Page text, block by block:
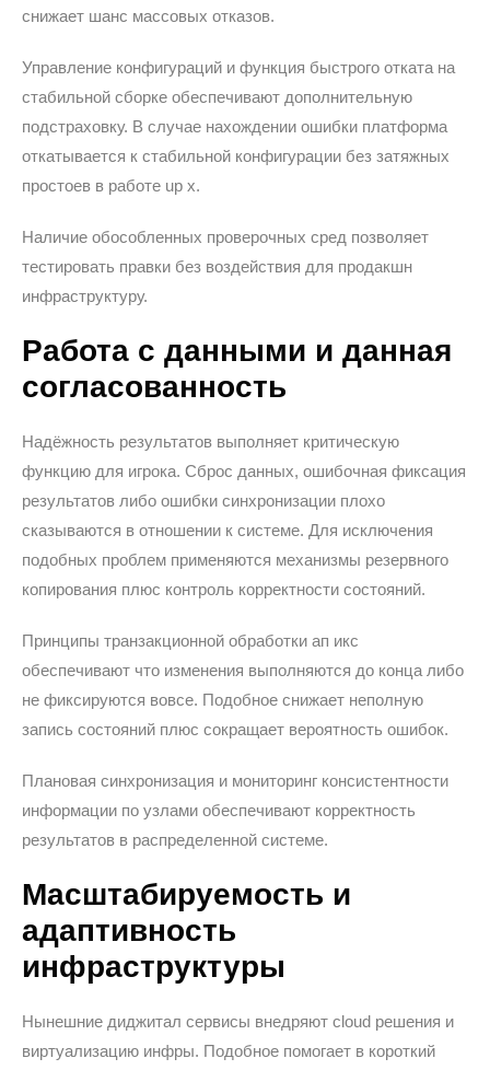
снижает шанс массовых отказов.
Управление конфигураций и функция быстрого отката на
стабильной сборке обеспечивают дополнительную
подстраховку. В случае нахождении ошибки платформа
откатывается к стабильной конфигурации без затяжных
простоев в работе up x.
Наличие обособленных проверочных сред позволяет
тестировать правки без воздействия для продакшн
инфраструктуру.
Работа с данными и данная
согласованность
Надёжность результатов выполняет критическую
функцию для игрока. Сброс данных, ошибочная фиксация
результатов либо ошибки синхронизации плохо
сказываются в отношении к системе. Для исключения
подобных проблем применяются механизмы резервного
копирования плюс контроль корректности состояний.
Принципы транзакционной обработки ап икс
обеспечивают что изменения выполняются до конца либо
не фиксируются вовсе. Подобное снижает неполную
запись состояний плюс сокращает вероятность ошибок.
Плановая синхронизация и мониторинг консистентности
информации по узлами обеспечивают корректность
результатов в распределенной системе.
Масштабируемость и
адаптивность
инфраструктуры
Нынешние диджитал сервисы внедряют cloud решения и
виртуализацию инфры. Подобное помогает в короткий